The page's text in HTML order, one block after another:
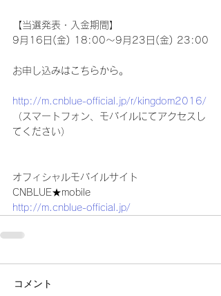
【当選発表・入金期間】
9月16日(金) 18:00～9月23日(金) 23:00
お申し込みはこちらから。
http://m.cnblue-official.jp/r/kingdom2016/
（スマートフォン、モバイルにてアクセスし
てください）
オフィシャルモバイルサイト
CNBLUE★mobile
http://m.cnblue-official.jp/
コメント